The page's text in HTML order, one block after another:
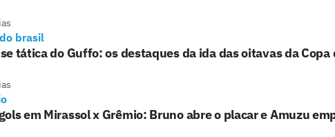
brasil
tática do Guffo: os destaques da ida das oitavas da Copa
em Mirassol x Grêmio: Bruno abre o placar e Amuzu